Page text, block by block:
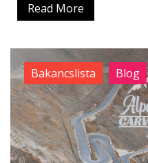
Read More
Bakancslista Blog